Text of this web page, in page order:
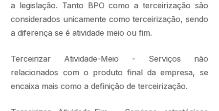
a legislação. Tanto BPO como a terceirização são
considerados unicamente como terceirização, sendo
a diferença se é atividade meio ou fim.
Terceirizar Atividade-Meio - Serviços não
relacionados com o produto final da empresa, se
encaixa mais como a definição de terceirização.